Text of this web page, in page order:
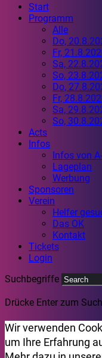
Start
Programm
Alle
Do,
Fr,
Sa,
So,
Do,
Fr,
Sa,
So,
Acts
Infos
Infos von
Lageplan
Werbung
Sponsoren
Verein
Helfer
Das OK
Kontakt
Tickets
Login
Suchbegriffe
Drücke Enter zum
Wir verwenden
um Ihre Erfahrung